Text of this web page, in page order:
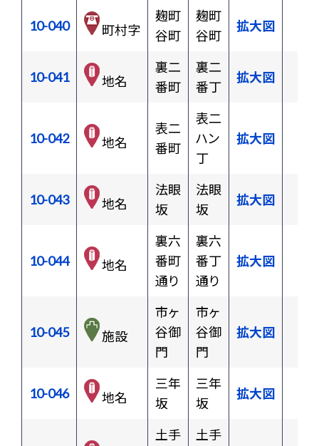
10-040 町村字
麹町
谷町
麹町
谷町
拡大図
10-041 地名
裏二
番町
裏二
番丁
拡大図
10-042 地名
表二
番町
表二
ハン
丁
拡大図
10-043 地名
法眼
坂
法眼
坂
拡大図
10-044 地名
裏六
番町
通り
裏六
番丁
通り
拡大図
10-045 施設
市ヶ
谷御
門
市ヶ
谷御
門
拡大図
10-046 地名
三年
坂
三年
坂
拡大図
土手
土手